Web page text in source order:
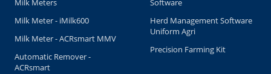
Milk Meters
Milk Meter - iMilk600
Milk Meter - ACRsmart MMV
Automatic Remover -
ACRsmart
Software
Herd Management Software
Uniform Agri
Precision Farming Kit